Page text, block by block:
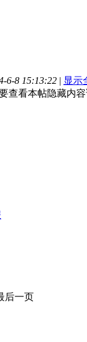
6-8 15:13:22 | 显示
查看本帖隐藏内
后一页